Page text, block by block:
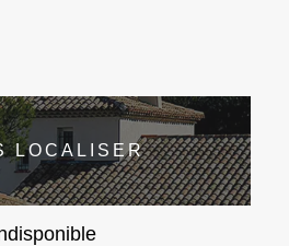
LOCALISER